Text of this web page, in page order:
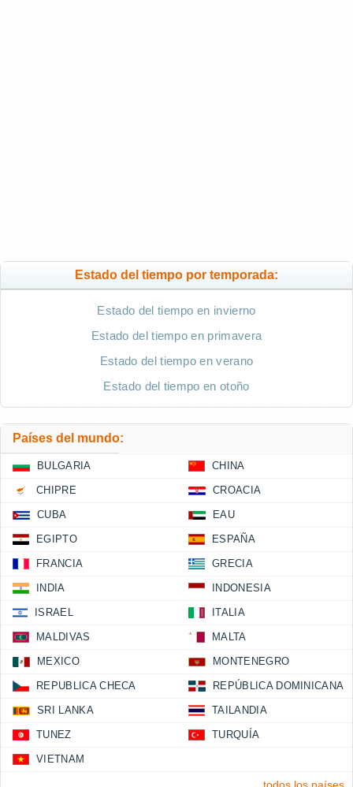
Estado del tiempo por temporada:
Estado del tiempo en invierno
Estado del tiempo en primavera
Estado del tiempo en verano
Estado del tiempo en otoño
Países del mundo:
BULGARIA CHINA
CHIPRE CROACIA
CUBA EAU
EGIPTO ESPAÑA
FRANCIA GRECIA
INDIA INDONESIA
ISRAEL ITALIA
MALDIVAS MALTA
MEXICO MONTENEGRO
REPUBLICA CHECA REPÚBLICA DOMINICANA
SRI LANKA TAILANDIA
TUNEZ TURQUÍA
VIETNAM